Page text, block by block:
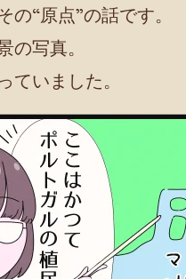
“原点”の話です。
写真。
いました。